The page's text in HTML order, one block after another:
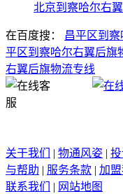
北京到察哈尔右
在百度搜： 昌平区到
平区到察哈尔右翼后旗
右翼后旗物流专线
关于我们 | 物通风姿 |
与帮助 | 服务条款 | 加盟
联系我们
| 网站地图